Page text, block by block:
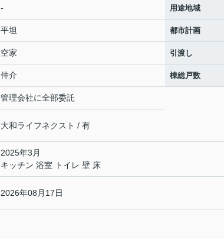
- 用途地域
平坦 都市計画
空家 引渡し
仲介 棟総戸数
管理会社に全部委託
大和ライフネクスト / 有
2025年3月
キッチン 浴室 トイレ 壁 床
2026年08月17日